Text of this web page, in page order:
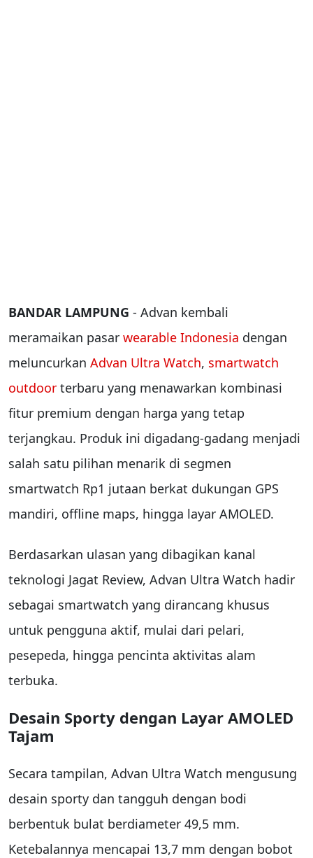
BANDAR LAMPUNG - Advan kembali
meramaikan pasar wearable Indonesia dengan
meluncurkan Advan Ultra Watch, smartwatch
outdoor terbaru yang menawarkan kombinasi
fitur premium dengan harga yang tetap
terjangkau. Produk ini digadang-gadang menjadi
salah satu pilihan menarik di segmen
smartwatch Rp1 jutaan berkat dukungan GPS
mandiri, offline maps, hingga layar AMOLED.
Berdasarkan ulasan yang dibagikan kanal
teknologi Jagat Review, Advan Ultra Watch hadir
sebagai smartwatch yang dirancang khusus
untuk pengguna aktif, mulai dari pelari,
pesepeda, hingga pencinta aktivitas alam
terbuka.
Desain Sporty dengan Layar AMOLED
Tajam
Secara tampilan, Advan Ultra Watch mengusung
desain sporty dan tangguh dengan bodi
berbentuk bulat berdiameter 49,5 mm.
Ketebalannya mencapai 13,7 mm dengan bobot